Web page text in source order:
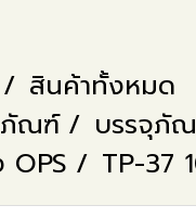
สินค้าทั้งหมด
ภัณฑ์
บรรจุภั
OPS
TP-37